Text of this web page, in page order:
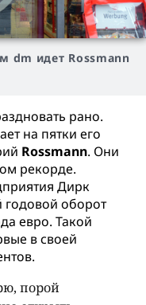
dm идет Rossmann
рано.
на пятки его
Rossmann. Они
рекорде.
Дирк
годовой оборот
евро. Такой
в своей
порой